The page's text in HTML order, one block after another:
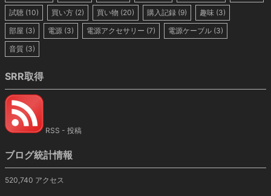
試聴 (10) 買い方 (2) 買い物 (20) 購入記録 (9) 趣味 (3)
部屋 (3) 電源 (3) 電源アクセサリー (7) 電源ケーブル (3)
音質 (3)
SRR取得
RSS - 投稿
ブログ統計情報
520,740 アクセス